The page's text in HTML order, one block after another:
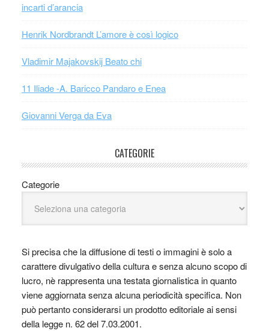
incarti d’arancia
Henrik Nordbrandt L’amore è così logico
Vladimir Majakovskij Beato chi
11 Iliade -A. Baricco Pandaro e Enea
Giovanni Verga da Eva
CATEGORIE
Categorie
Si precisa che la diffusione di testi o immagini è solo a
carattere divulgativo della cultura e senza alcuno scopo di
lucro, nè rappresenta una testata giornalistica in quanto
viene aggiornata senza alcuna periodicità specifica. Non
può pertanto considerarsi un prodotto editoriale ai sensi
della legge n. 62 del 7.03.2001.